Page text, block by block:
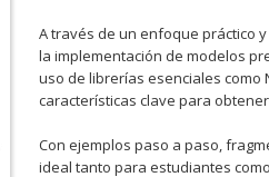
A través de un enfoque práctico
la implementación de modelos
uso de librerías esenciales como
características clave para
Con ejemplos paso a paso,
ideal tanto para estudiantes